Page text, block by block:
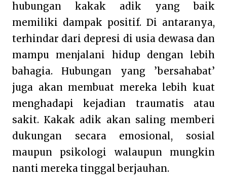
hubungan kakak adik yang baik
memiliki dampak positif. Di antaranya,
terhindar dari depresi di usia dewasa dan
mampu menjalani hidup dengan lebih
bahagia. Hubungan yang ’bersahabat’
juga akan membuat mereka lebih kuat
menghadapi kejadian traumatis atau
sakit. Kakak adik akan saling memberi
dukungan secara emosional, sosial
maupun psikologi walaupun mungkin
nanti mereka tinggal berjauhan.